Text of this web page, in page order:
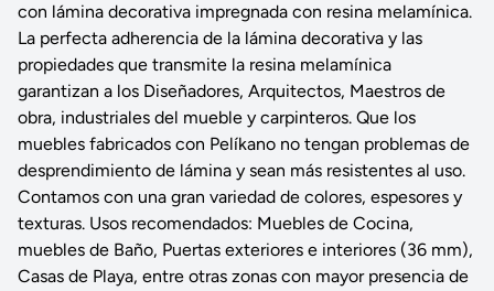
con lámina decorativa impregnada con resina melamínica.
La perfecta adherencia de la lámina decorativa y las
propiedades que transmite la resina melamínica
garantizan a los Diseñadores, Arquitectos, Maestros de
obra, industriales del mueble y carpinteros. Que los
muebles fabricados con Pelíkano no tengan problemas de
desprendimiento de lámina y sean más resistentes al uso.
Contamos con una gran variedad de colores, espesores y
texturas. Usos recomendados: Muebles de Cocina,
muebles de Baño, Puertas exteriores e interiores (36 mm),
Casas de Playa, entre otras zonas con mayor presencia de